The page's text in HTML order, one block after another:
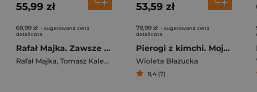
55,99 zł
69,99 zł - sugerowana cena
detaliczna
Rafał Majka. Zawsze z przodu. Rozmawia Tomasz Kalemba - książka z autografem
Rafał Majka, Tomasz Kalemba
53,59 zł
79,99 zł - sugerowana cena
detaliczna
Pierogi z kimchi. Moje ulubione azjatyckie przepisy
Wioleta Błazucka
9,4 (7)